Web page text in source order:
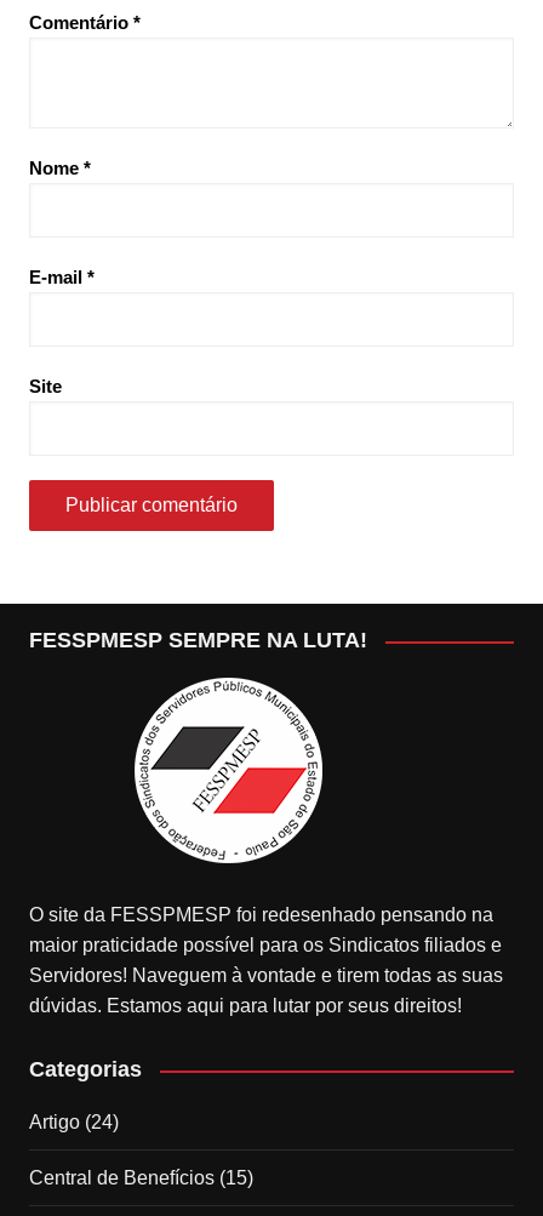
Comentário *
Nome *
E-mail *
Site
FESSPMESP SEMPRE NA LUTA!
O site da FESSPMESP foi redesenhado pensando na
maior praticidade possível para os Sindicatos filiados e
Servidores! Naveguem à vontade e tirem todas as suas
dúvidas. Estamos aqui para lutar por seus direitos!
Categorias
Artigo(24)
Central de Benefícios(15)